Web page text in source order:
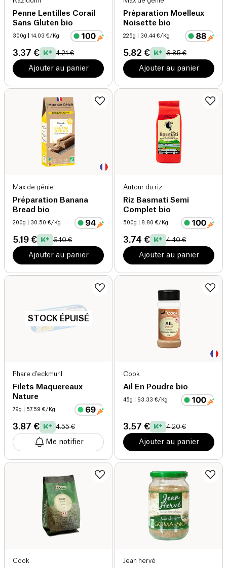
Penne Lentilles Corail
Sans Gluten bio
300g | 14.03 €/Kg
3.37 € 4.21 €
Ajouter au panier
Préparation Moelleux
Noisette bio
225g | 30.44 €/Kg
5.82 € 6.85 €
Ajouter au panier
Max de génie
Préparation Banana
Bread bio
200g | 30.50 €/Kg
5.19 € 6.10 €
Ajouter au panier
Autour du riz
Riz Basmati Semi
Complet bio
500g | 8.80 €/Kg
3.74 € 4.40 €
Ajouter au panier
STOCK ÉPUISÉ
Phare d'eckmühl
Filets Maquereaux
Nature
79g | 57.59 €/Kg
3.87 € 4.55 €
Me notifier
Cook
Ail En Poudre bio
45g | 93.33 €/Kg
3.57 € 4.20 €
Ajouter au panier
Cook Jean hervé